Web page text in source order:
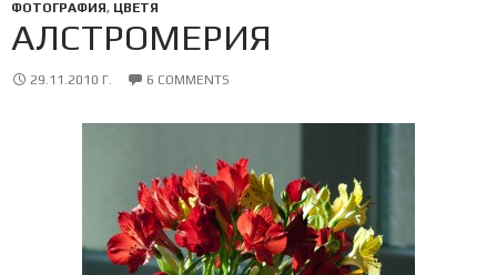
ФОТОГРАФИЯ, ЦВЕТЯ
АЛСТРОМЕРИЯ
29.11.2010 Г. 6 COMMENTS